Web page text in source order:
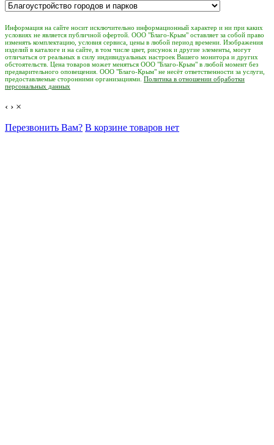
Информация на сайте носит исключительно информационный характер и ни при каких
условиях не является публичной офертой. ООО "Благо-Крым" оставляет за собой право
изменять комплектацию, условия сервиса, цены в любой период времени. Изображения
изделий в каталоге и на сайте, в том числе цвет, рисунок и другие элементы, могут
отличаться от реальных в силу индивидуальных настроек Вашего монитора и других
обстоятельств. Цена товаров может меняться ООО "Благо-Крым" в любой момент без
предварительного оповещения. ООО "Благо-Крым" не несёт ответственности за услуги,
предоставляемые сторонними организациями. Политика в отношении обработки
персональных данных
‹ › ×
Перезвонить Вам? В корзине товаров нет